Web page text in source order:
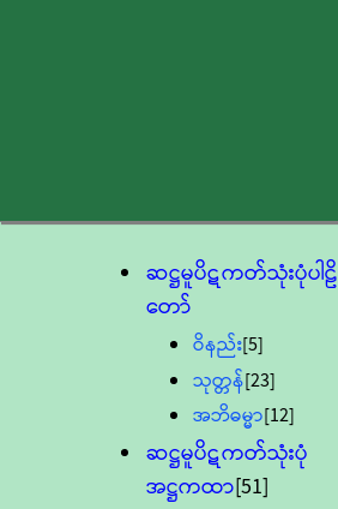
ဆဋ္ဌမူပိဋကတ်သုံးပုံပါဠိ
တော်
ဝိနည်း[5]
သုတ္တန်[23]
အဘိဓမ္မာ[12]
ဆဋ္ဌမူပိဋကတ်သုံးပုံ
အဋ္ဌကထာ[51]